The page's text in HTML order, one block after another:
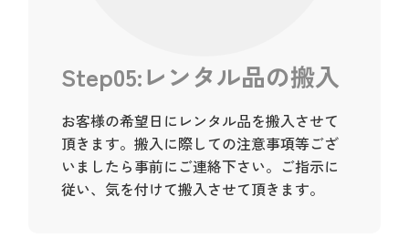
Step05:レンタル品の搬入
お客様の希望日にレンタル品を搬入させて
頂きます。搬入に際しての注意事項等ござ
いましたら事前にご連絡下さい。ご指示に
従い、気を付けて搬入させて頂きます。